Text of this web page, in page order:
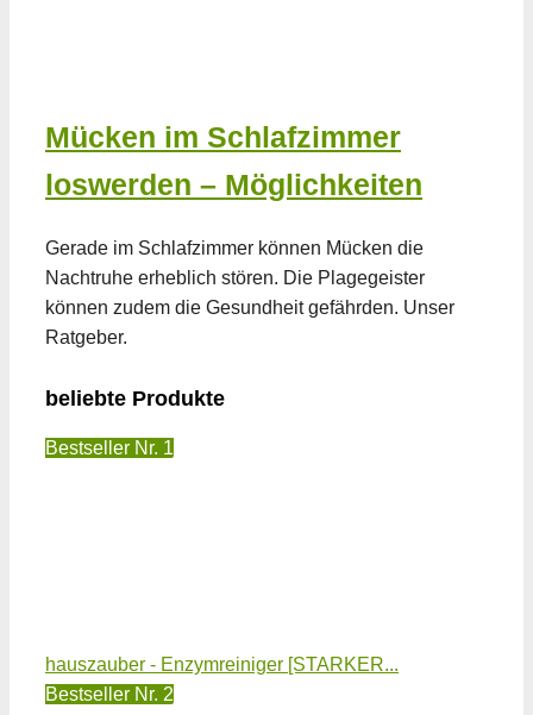
Mücken im Schlafzimmer
loswerden – Möglichkeiten
Gerade im Schlafzimmer können Mücken die
Nachtruhe erheblich stören. Die Plagegeister
können zudem die Gesundheit gefährden. Unser
Ratgeber.
beliebte Produkte
Bestseller Nr. 1
hauszauber - Enzymreiniger [STARKER...
Bestseller Nr. 2